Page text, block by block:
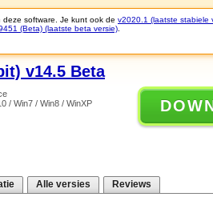
software. Je kunt ook de v2020.1 (laatste stabiele
(Beta) (laatste beta versie)
v14.5 Beta
/ Win7 / Win8 / WinXP
Alle versies Reviews